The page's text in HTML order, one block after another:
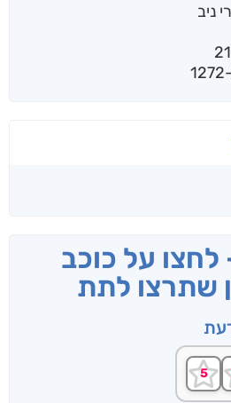
ניב
לחצו על כוכב
שתרצו לתת